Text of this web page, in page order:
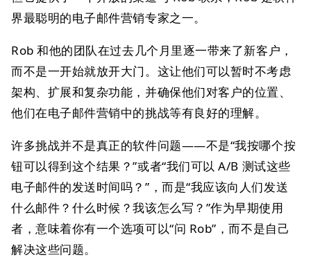
界最聪明的电子邮件营销专家之一。
Rob 和他的团队在过去几个月里逐一带来了新客户，
而不是一开始就放开大门。这让他们可以暂时不考虑
架构、扩展和复杂功能，并确保他们对客户的位置、
他们在电子邮件营销中的挑战等有良好的理解。
许多挑战并不是真正的软件问题——不是“我按哪个按
钮可以得到这个结果？”或者“我们可以 A/B 测试这些
电子邮件的发送时间吗？”，而是“我应该向人们发送
什么邮件？什么时候？我该怎么写？”作为早期使用
者，意味着你有一个选项可以“问 Rob”，而不是自己
解决这些问题。